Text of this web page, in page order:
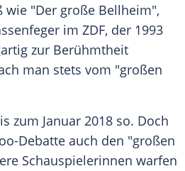
wie "Der große Bellheim",
im ZDF, der 1993
zur Berühmtheit
man stets vom "großen
zum Januar 2018 so. Doch
Debatte auch den "großen
Schauspielerinnen warfen